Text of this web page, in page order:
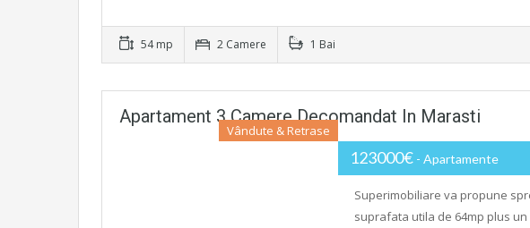
54 mp 2 Camere 1 Bai
Apartament 3 Camere Decomandat In Marasti
Vândute & Retrase
123000€ - Apartamente
Superimobiliare va propune
suprafata utila de 64mp plus